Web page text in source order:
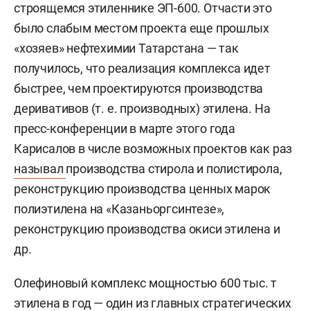
строящемся этиленнике ЭП-600. Отчасти это
было слабым местом проекта еще прошлых
«хозяев» нефтехимии Татарстана — так
получилось, что реализация комплекса идет
быстрее, чем проектируются производства
деривативов (т. е. производных) этилена. На
пресс-конференции в марте этого года
Карисалов в числе возможных проектов как раз
называл производства стирола и полистирола,
реконструкцию производства ценных марок
полиэтилена на «Казаньоргсинтезе»,
реконструкцию производства окиси этилена и
др.
Олефиновый комплекс мощностью 600 тыс. т
этилена в год — один из главных стратегических